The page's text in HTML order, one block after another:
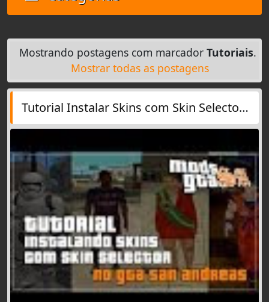
Mostrando postagens com marcador Tutoriais.
Mostrar todas as postagens
Tutorial Instalar Skins com Skin Selector 2.1 ML